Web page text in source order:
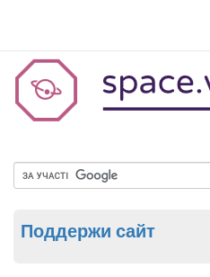
Поддержи сайт